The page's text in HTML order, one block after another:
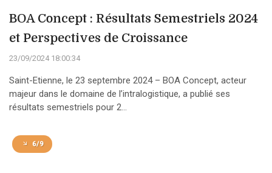
BOA Concept : Résultats Semestriels 2024
et Perspectives de Croissance
23/09/2024 18:00:34
Saint-Etienne, le 23 septembre 2024 – BOA Concept, acteur
majeur dans le domaine de l’intralogistique, a publié ses
résultats semestriels pour 2...
6/9